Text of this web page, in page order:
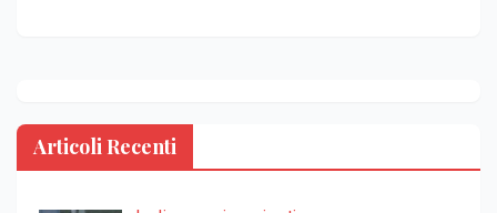
Articoli Recenti